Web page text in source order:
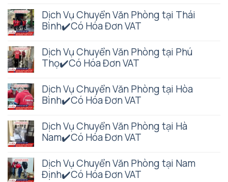
Dịch Vụ Chuyển Văn Phòng tại Thái
Bình✔️Có Hóa Đơn VAT
Dịch Vụ Chuyển Văn Phòng tại Phú
Thọ✔️Có Hóa Đơn VAT
Dịch Vụ Chuyển Văn Phòng tại Hòa
Bình✔️Có Hóa Đơn VAT
Dịch Vụ Chuyển Văn Phòng tại Hà
Nam✔️Có Hóa Đơn VAT
Dịch Vụ Chuyển Văn Phòng tại Nam
Định✔️Có Hóa Đơn VAT